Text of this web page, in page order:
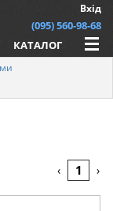
Вхід
(095) 560-98-68
КАТАЛОГ
‹ 1 ›